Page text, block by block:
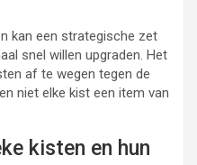
kan een strategische zet
snel willen upgraden. Het
af te wegen tegen de
niet elke kist een item van
kisten en hun